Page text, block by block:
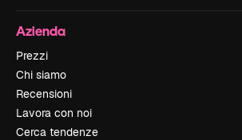
Azienda
Prezzi
Chi siamo
Recensioni
Lavora con noi
Cerca tendenze